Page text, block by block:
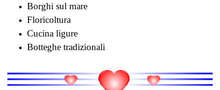
Borghi sul mare
Floricoltura
Cucina ligure
Botteghe tradizionali